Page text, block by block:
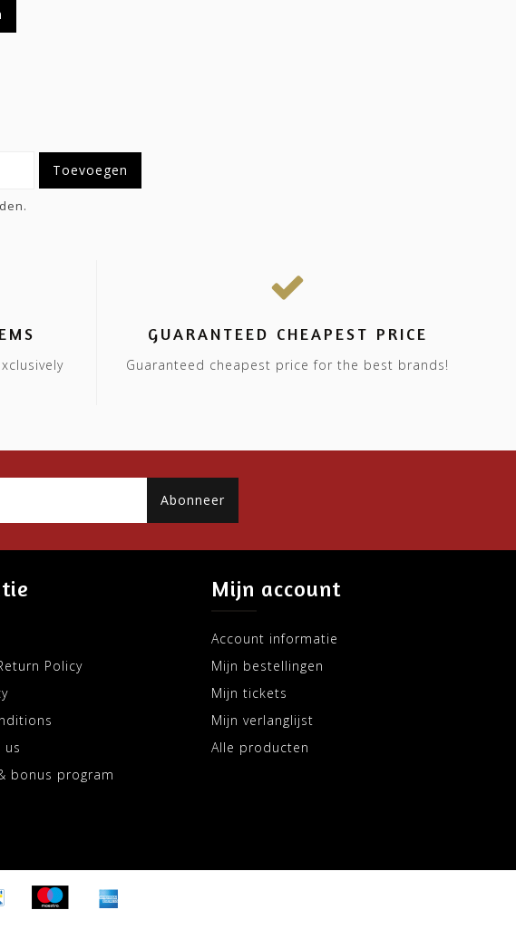
Toevoegen
GUARANTEED CHEAPEST PRICE
Guaranteed cheapest price for the best brands!
Abonneer
Policy
us
bonus program
Mijn account
Account informatie
Mijn bestellingen
Mijn tickets
Mijn verlanglijst
Alle producten